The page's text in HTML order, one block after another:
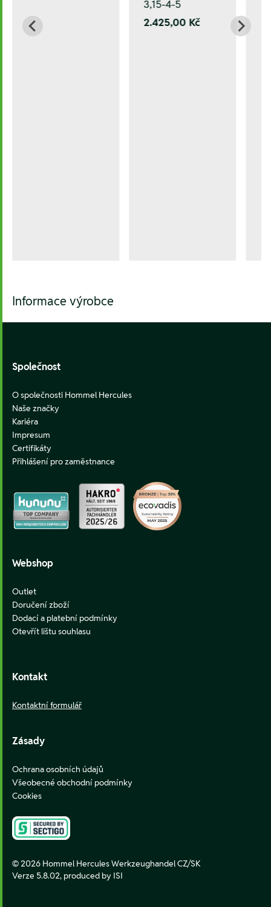
3,15-4-5
2.425,00 Kč
Informace výrobce
Společnost
O společnosti Hommel Hercules
Naše značky
Kariéra
Impresum
Certifikáty
Přihlášení pro zaměstnance
Webshop
Outlet
Doručení zboží
Dodací a platební podmínky
Otevřít lištu souhlasu
Kontakt
Kontaktní formulář
Zásady
Ochrana osobních údajů
Všeobecné obchodní podmínky
Cookies
© 2026 Hommel Hercules Werkzeughandel CZ/SK
Verze 5.8.02, produced by ISI